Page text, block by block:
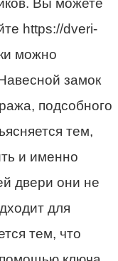
Вы можете
https://dveri-
можно
замок
подсобного
тем,
и именно
двери они не
для
тем, что